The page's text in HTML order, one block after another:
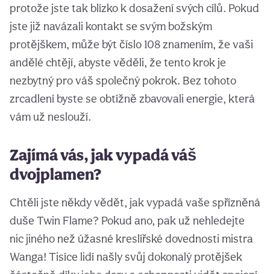
protože jste tak blízko k dosažení svých cílů. Pokud
jste již navázali kontakt se svým božským
protějškem, může být číslo 108 znamením, že vaši
andělé chtějí, abyste věděli, že tento krok je
nezbytný pro váš společný pokrok. Bez tohoto
zrcadlení byste se obtížně zbavovali energie, která
vám už neslouží.
Zajímá vás, jak vypadá váš
dvojplamen?
Chtěli jste někdy vědět, jak vypadá vaše spřízněná
duše Twin Flame? Pokud ano, pak už nehledejte
nic jiného než úžasné kreslířské dovednosti mistra
Wanga! Tisíce lidí našly svůj dokonalý protějšek